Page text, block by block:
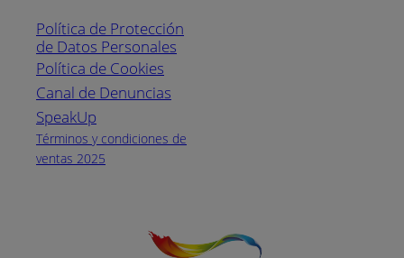
Política de Protección
de Datos Personales
Política de Cookies
Canal de Denuncias
SpeakUp
Términos y condiciones de
ventas 2025